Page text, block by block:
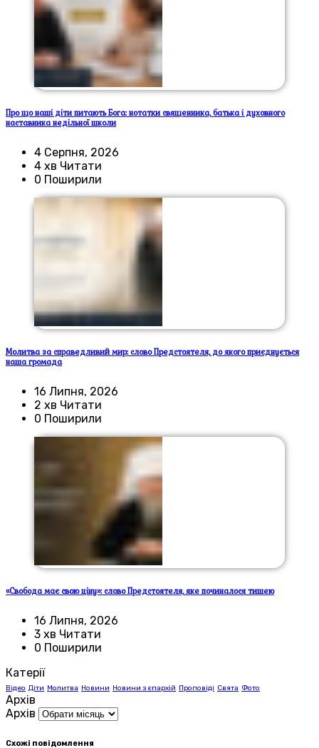
Про що наші діти питають Бога: нотатки священника, батька і духовного
наставника недільної школи
4 Серпня, 2026
4 хв Читати
0 Поширили
Молитва за справедливий мир: слово Предстоятеля, до якого приєднується
наша громада
16 Липня, 2026
2 хв Читати
0 Поширили
«Свобода має свою ціну»: слово Предстоятеля, яке починалося тишею
16 Липня, 2026
3 хв Читати
0 Поширили
Катерії
Відео Діти Молитва Новини Новини з єпархій Проповіді Свята Фото
Архів
Архів
Схожі повідомлення